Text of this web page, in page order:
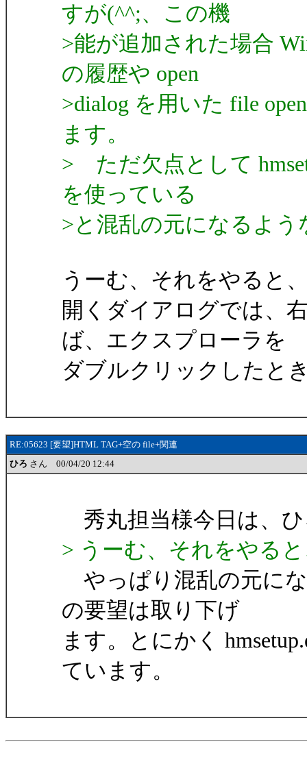
すが(^^;、この機
>能が追加された場合
の履歴や open
>dialog を用いた file
ます。
> ただ欠点として
を使っている
>と混乱の元になるよう
うーむ、それをやると
開くダイアログでは、
ば、エクスプローラを
ダブルクリックしたと
RE:05623 [要望]HTML TAG+空の file+関連
ひろ さん 00/04/20 12:44
秀丸担当様今日は、
> うーむ、それをやる
やっぱり混乱の元に
の要望は取り下げ
ます。とにかく
ています。